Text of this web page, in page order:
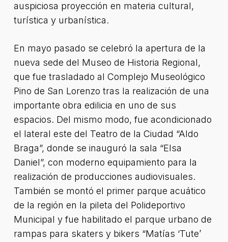
auspiciosa proyección en materia cultural,
turística y urbanística.
En mayo pasado se celebró la apertura de la
nueva sede del Museo de Historia Regional,
que fue trasladado al Complejo Museológico
Pino de San Lorenzo tras la realización de una
importante obra edilicia en uno de sus
espacios. Del mismo modo, fue acondicionado
el lateral este del Teatro de la Ciudad “Aldo
Braga”, donde se inauguró la sala “Elsa
Daniel”, con moderno equipamiento para la
realización de producciones audiovisuales.
También se montó el primer parque acuático
de la región en la pileta del Polideportivo
Municipal y fue habilitado el parque urbano de
rampas para skaters y bikers “Matías ‘Tute’